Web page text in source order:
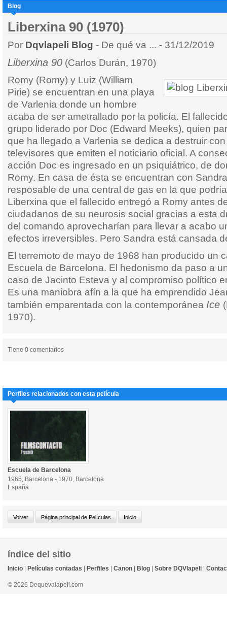
Blog
Liberxina 90 (1970)
Por Dqvlapeli Blog - De qué va ... - 31/12/2019
Liberxina 90 (Carlos Durán, 1970)
Romy (Romy) y Luiz (William
Pirie) se encuentran en una playa
de Varlenia donde un hombre
acaba de ser ametrallado por la policía. El
grupo liderado por Doc (Edward Meeks), quien
que ha llegado a Varlenia se dedica a destruir
televisores que emiten el noticiario oficial. A
acción Doc es ingresado en un psiquiátrico, de
Romy. En casa de ésta se encuentran con
resposable de una central de gas en la que
Liberxina que el fallecido entregó a Romy antes
ciudadanos de su neurosis social gracias a esta
del comando aprovecharían para llevar a acabo
efectos irreversibles. Pero Sandra está cansada
El terremoto de mayo de 1968 han producido un
Escuela de Barcelona. El hedonismo da paso a
caso de Jacinto Esteva y al compromiso político
Es una maniobra afín a la que ha emprendido
también emparentada con la contemporánea Ice
1970).
Tiene 0 comentarios
Perfiles relacionados con esta película
Escuela de Barcelona
1965, Barcelona - 1970, Barcelona
España
índice del sitio
Inicio Películas contadas Perfiles Canon Blog Sobre DQVlapeli
© 2026 Dequevalapeli.com